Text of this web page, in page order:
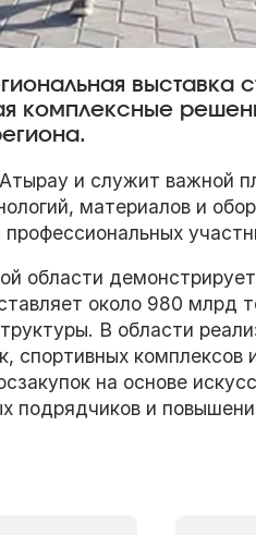
выставка
комплексные
и служит важной
материалов и
области
около 980 млрд
В области
спортивных
на основе
подрядчиков и